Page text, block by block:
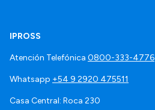
IPROSS
Atención Telefónica 0800-333-4776
Whatsapp +54 9 2920 475511
Casa Central: Roca 230